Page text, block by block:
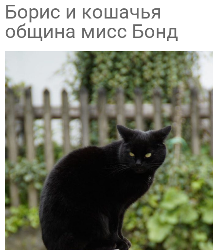
Борис и кошачья
община мисс Бонд